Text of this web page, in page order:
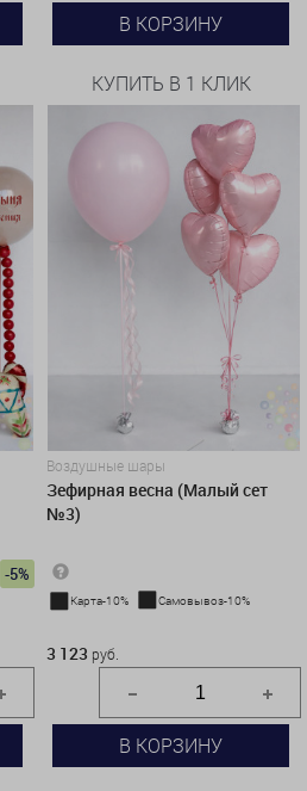
В КОРЗИНУ
КУПИТЬ В 1 КЛИК
-5%
Воздушные шары
Зефирная весна (Малый сет
№3)
Карта-10% Самовывоз-10%
3 123 руб.
В КОРЗИНУ